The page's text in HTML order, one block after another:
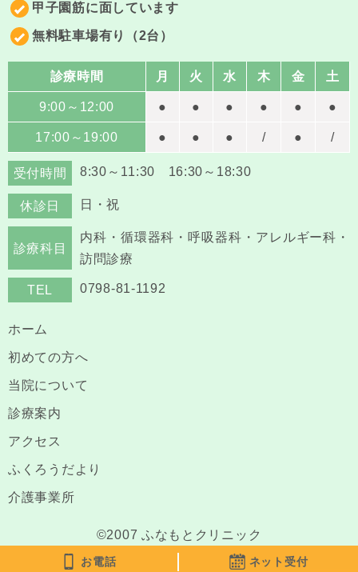
甲子園筋に面しています
無料駐車場有り（2台）
診療時間 月 火 水 木 金 土
9:00～12:00 ● ● ● ● ● ●
17:00～19:00 ● ● ● / ● /
受付時間 8:30～11:30 16:30～18:30
休診日 日・祝
診療科目
内科・循環器科・呼吸器科・アレルギー科・
訪問診療
TEL 0798-81-1192
ホーム
初めての方へ
当院について
診療案内
アクセス
ふくろうだより
介護事業所
©2007 ふなもとクリニック
お電話 ネット受付